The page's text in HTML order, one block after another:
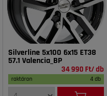
Silverline 5x100 6x15 ET38
57.1 Valencia_BP
34 990 Ft/ db
raktáron 4 db